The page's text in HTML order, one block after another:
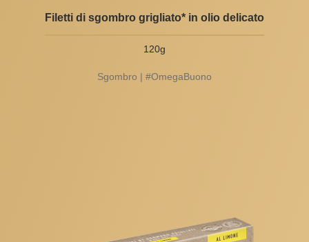
Filetti di sgombro grigliato* in olio delicato
120g
Sgombro | #OmegaBuono